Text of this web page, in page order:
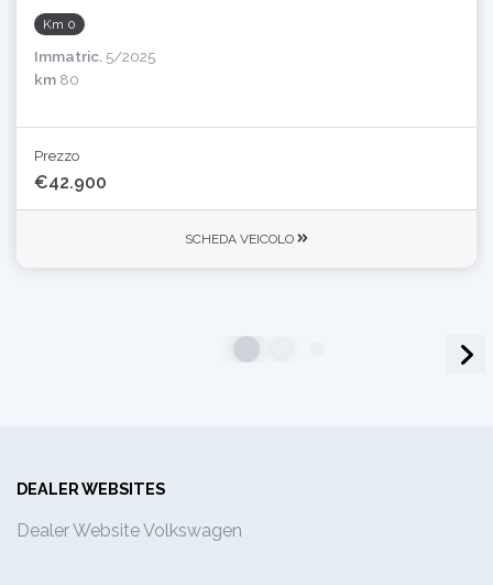
Km 0
Immatric. 5/2025
km 80
Prezzo
€42.900
SCHEDA VEICOLO
DEALER WEBSITES
Dealer Website Volkswagen